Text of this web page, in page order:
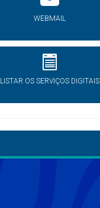
WEBMAIL
LISTAR OS SERVIÇOS DIGITAIS